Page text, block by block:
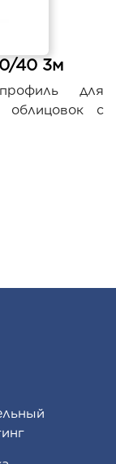
40 3м
профиль для
облицовок с